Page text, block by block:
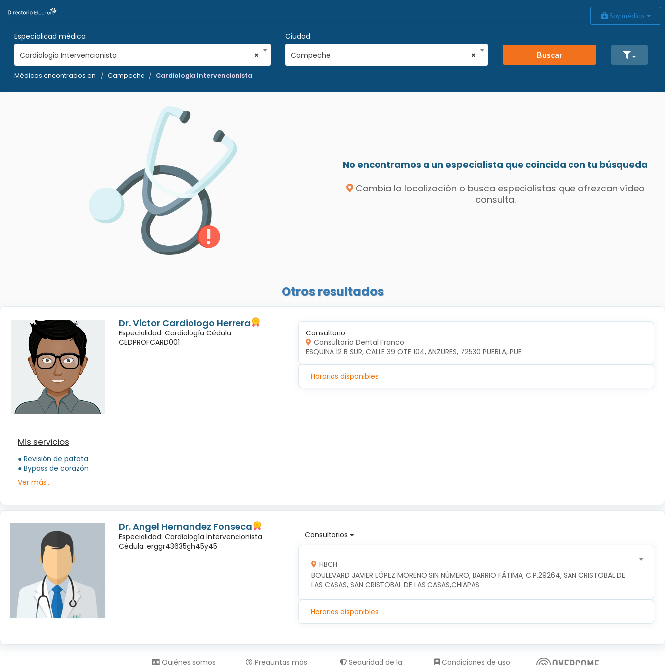
Soy médico
Especialidad médica
×
Cardiologia Intervencionista
Ciudad
×
Campeche Buscar
Médicos encontrados en: Campeche Cardiologia Intervencionista
No encontramos a un especialista que coincida con tu búsqueda
Cambia la localización o busca especialistas que ofrezcan vídeo
consulta.
Otros resultados
Dr. Victor Cardiologo Herrera
Especialidad: Cardiología Cédula:
CEDPROFCARD001
Mis servicios
● Revisión de patata
● Bypass de corazón
Ver más...
Consultorio
Consultorío Dental Franco
ESQUINA 12 B SUR, CALLE 39 OTE 104, ANZURES, 72530 PUEBLA, PUE.
Horarios disponibles
Dr. Angel Hernandez Fonseca
Especialidad: Cardiología Intervencionista
Cédula: erggr43635gh45y45
Consultorios
HBCH
BOULEVARD JAVIER LÓPEZ MORENO SIN NÚMERO, BARRIO FÁTIMA, C.P.29264, SAN CRISTOBAL DE
LAS CASAS, SAN CRISTOBAL DE LAS CASAS,CHIAPAS
Horarios disponibles
Quiénes somos Preguntas más Seguridad de la Condiciones de uso